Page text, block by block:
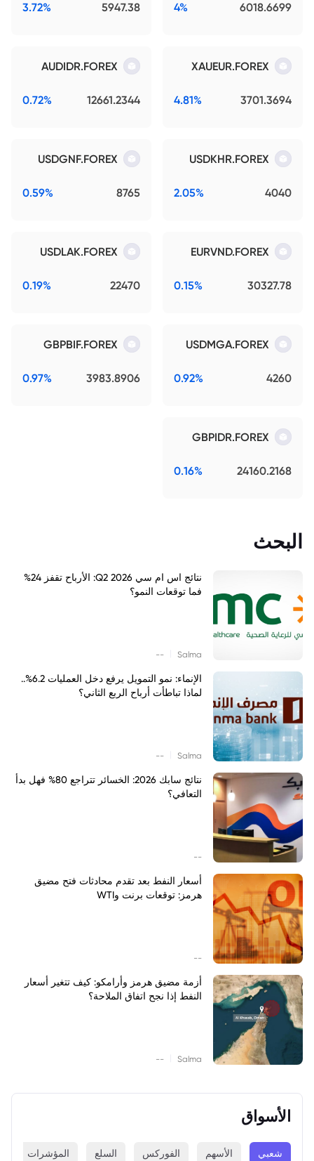
6018.6699
4%
5947.38
3.72%
XAUEUR.FOREX
3701.3694
4.81%
AUDIDR.FOREX
12661.2344
0.72%
USDKHR.FOREX
4040
2.05%
USDGNF.FOREX
8765
0.59%
EURVND.FOREX
30327.78
0.15%
USDLAK.FOREX
22470
0.19%
USDMGA.FOREX
4260
0.92%
GBPBIF.FOREX
3983.8906
0.97%
GBPIDR.FOREX
24160.2168
0.16%
البحث
نتائج اس ام سي Q2 2026: الأرباح تقفز 24%
فما توقعات النمو؟
Salma
--
الإنماء: نمو التمويل يرفع دخل العمليات 6.2%..
لماذا تباطأت أرباح الربع الثاني؟
Salma
--
نتائج سابك 2026: الخسائر تتراجع 80% فهل بدأ
التعافي؟
--
أسعار النفط بعد تقدم محادثات فتح مضيق
هرمز: توقعات برنت وWTI
--
أزمة مضيق هرمز وأرامكو: كيف تتغير أسعار
النفط إذا نجح اتفاق الملاحة؟
Salma
--
الأسواق
شعبي الأسهم الفوركس السلع المؤشرات